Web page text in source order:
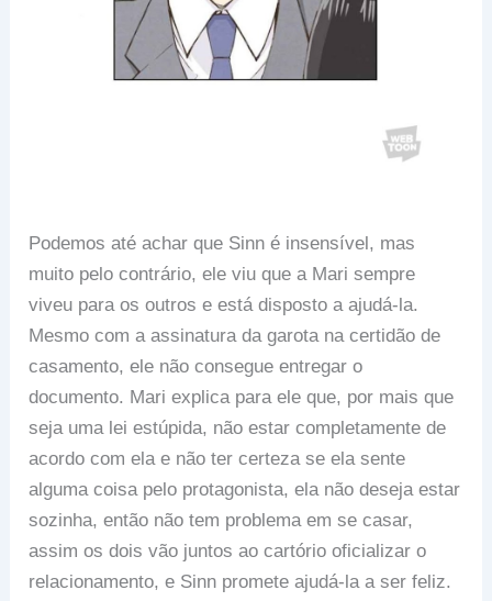
Podemos até achar que Sinn é insensível, mas
muito pelo contrário, ele viu que a Mari sempre
viveu para os outros e está disposto a ajudá-la.
Mesmo com a assinatura da garota na certidão de
casamento, ele não consegue entregar o
documento. Mari explica para ele que, por mais que
seja uma lei estúpida, não estar completamente de
acordo com ela e não ter certeza se ela sente
alguma coisa pelo protagonista, ela não deseja estar
sozinha, então não tem problema em se casar,
assim os dois vão juntos ao cartório oficializar o
relacionamento, e Sinn promete ajudá-la a ser feliz.